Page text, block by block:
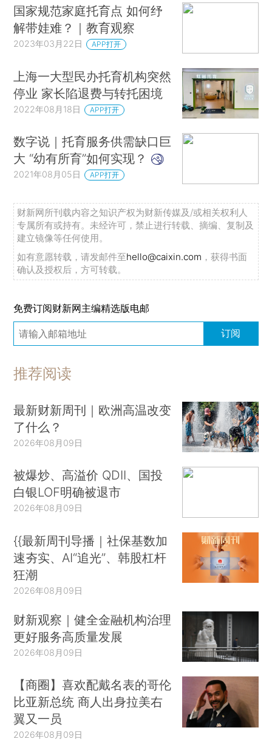
国家规范家庭托育点 如何纾
解带娃难？｜教育观察
2023年03月22日 APP打开
上海一大型民办托育机构突然
停业 家长陷退费与转托困境
2022年08月18日 APP打开
数字说｜托育服务供需缺口巨
大 “幼有所育”如何实现？
2021年08月05日 APP打开
财新网所刊载内容之知识产权为财新传媒及/或相关权利人
专属所有或持有。未经许可，禁止进行转载、摘编、复制及
建立镜像等任何使用。
如有意愿转载，请发邮件至hello@caixin.com ，获得书面
确认及授权后，方可转载。
免费订阅财新网主编精选版电邮
订阅
推荐阅读
最新财新周刊｜欧洲高温改变
了什么？
2026年08月09日
被爆炒、高溢价 QDII、国投
白银LOF明确被退市
2026年08月09日
{{最新周刊导播｜社保基数加
速夯实、AI“追光”、韩股杠杆
狂潮
2026年08月09日
财新观察｜健全金融机构治理
更好服务高质量发展
2026年08月09日
【商圈】喜欢配戴名表的哥伦
比亚新总统 商人出身拉美右
翼又一员
2026年08月09日